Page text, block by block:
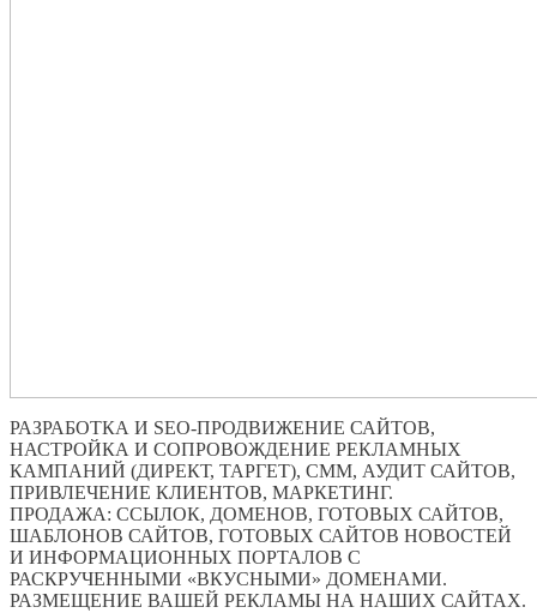
РАЗРАБОТКА И SEO-ПРОДВИЖЕНИЕ САЙТОВ,
НАСТРОЙКА И СОПРОВОЖДЕНИЕ РЕКЛАМНЫХ
КАМПАНИЙ (ДИРЕКТ, ТАРГЕТ), СММ, АУДИТ САЙТОВ,
ПРИВЛЕЧЕНИЕ КЛИЕНТОВ, МАРКЕТИНГ.
ПРОДАЖА: ССЫЛОК, ДОМЕНОВ, ГОТОВЫХ САЙТОВ,
ШАБЛОНОВ САЙТОВ, ГОТОВЫХ САЙТОВ НОВОСТЕЙ
И ИНФОРМАЦИОННЫХ ПОРТАЛОВ С
РАСКРУЧЕННЫМИ «ВКУСНЫМИ» ДОМЕНАМИ.
РАЗМЕЩЕНИЕ ВАШЕЙ РЕКЛАМЫ НА НАШИХ САЙТАХ.